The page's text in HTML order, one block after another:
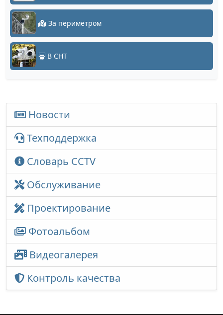
За периметром
В СНТ
Новости
Техподдержка
Словарь CCTV
Обслуживание
Проектирование
Фотоальбом
Видеогалерея
Контроль качества